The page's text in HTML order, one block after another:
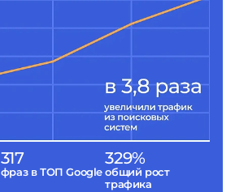
317
фраз в ТОП Google
329%
общий рост
трафика